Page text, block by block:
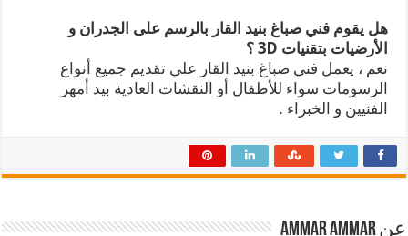
هل يقوم فني صباغ بنيد القار بالرسم على الجدران و
الأرضيات بتقنيات 3D ؟
نعم ، يعمل فني صباغ بنيد القار على تقديم جميع أنواع
الرسومات سواء للأطفال أو النقشات العادية بيد أمهر
الفنيين و الخبراء .
عن ammar ammar